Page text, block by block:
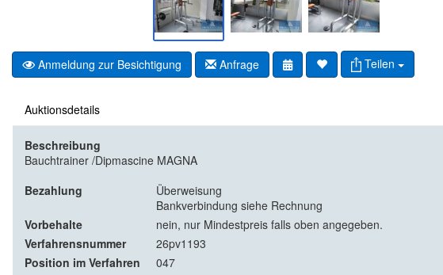
Anmeldung zur Besichtigung Anfrage Teilen
Auktionsdetails
Beschreibung
Bauchtrainer /Dipmascine MAGNA
Bezahlung
Überweisung
Bankverbindung siehe Rechnung
Vorbehalte
nein, nur Mindestpreis falls oben angegeben.
Verfahrensnummer
26pv1193
Position im Verfahren
047